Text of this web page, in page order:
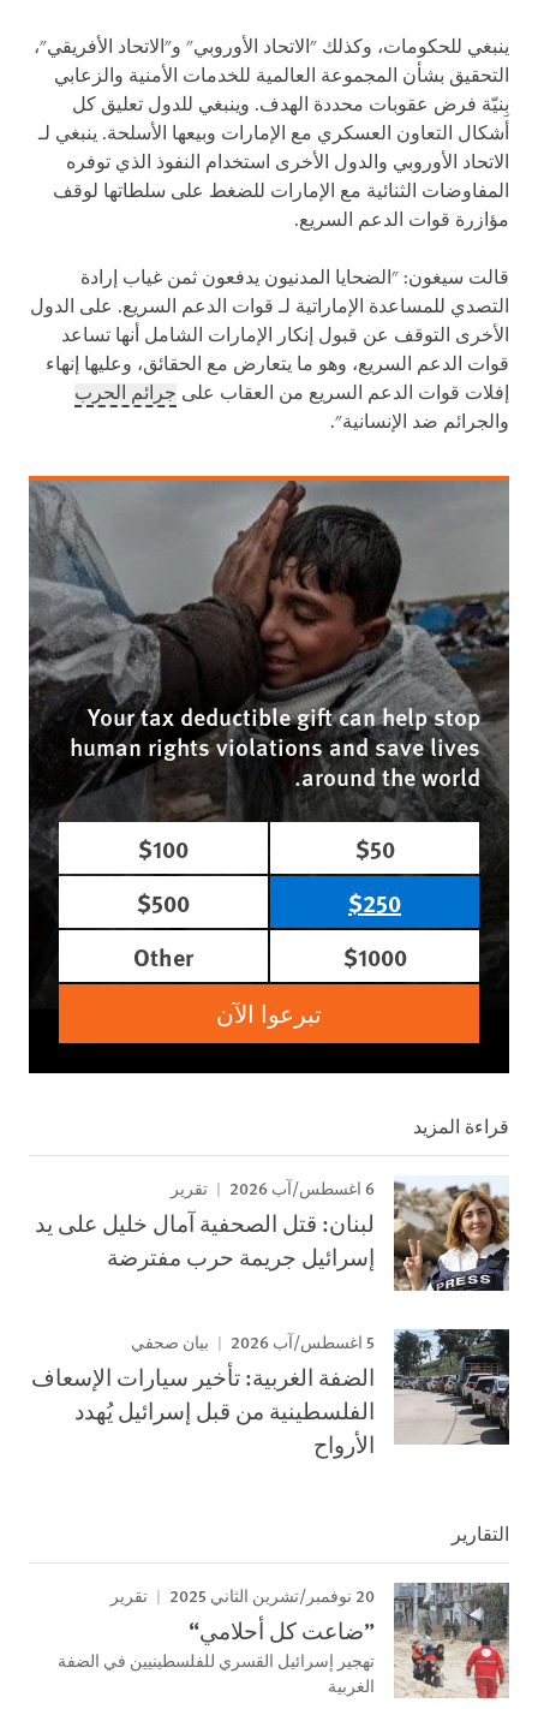
ينبغي للحكومات، وكذلك "الاتحاد الأوروبي" و"الاتحاد الأفريقي"،
التحقيق بشأن المجموعة العالمية للخدمات الأمنية والزعابي
بِنيّة فرض عقوبات محددة الهدف. وينبغي للدول تعليق كل
أشكال التعاون العسكري مع الإمارات وبيعها الأسلحة. ينبغي لـ
الاتحاد الأوروبي والدول الأخرى استخدام النفوذ الذي توفره
المفاوضات الثنائية مع الإمارات للضغط على سلطاتها لوقف
مؤازرة قوات الدعم السريع.
قالت سيغون: "الضحايا المدنيون يدفعون ثمن غياب إرادة
التصدي للمساعدة الإماراتية لـ قوات الدعم السريع. على الدول
الأخرى التوقف عن قبول إنكار الإمارات الشامل أنها تساعد
قوات الدعم السريع، وهو ما يتعارض مع الحقائق، وعليها إنهاء
إفلات قوات الدعم السريع من العقاب على جرائم الحرب
والجرائم ضد الإنسانية".
Your tax deductible gift can help stop
human rights violations and save lives
around the world.
$50
$100
$250
$500
$1000
Other
تبرعوا الآن
قراءة المزيد
6 اغسطس/آب 2026 تقرير
لبنان: قتل الصحفية آمال خليل على يد
إسرائيل جريمة حرب مفترضة
5 اغسطس/آب 2026 بيان صحفي
الضفة الغربية: تأخير سيارات الإسعاف
الفلسطينية من قبل إسرائيل يُهدد
الأرواح
التقارير
20 نوفمبر/تشرين الثاني 2025 تقرير
”ضاعت كل أحلامي“
تهجير إسرائيل القسري للفلسطينيين في الضفة
الغربية